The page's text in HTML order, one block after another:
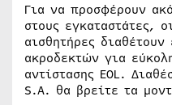
Για να προσφέρουν
στους εγκαταστάτες,
αισθητήρες
ακροδεκτών για
αντίστασης EOL.
S.A. θα βρείτε τα